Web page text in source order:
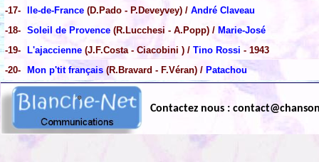
-17-
Ile-de-France (D.Pado - P.Deveyvey) / André Claveau
-18- Soleil de Provence (R.Lucchesi - A.Popp) / Marie-José
-19-
L'ajaccienne (J.F.Costa - Ciacobini ) / Tino Rossi - 1943
-20-
Mon p'tit français (R.Bravard - F.Véran) / Patachou
Contactez nous :